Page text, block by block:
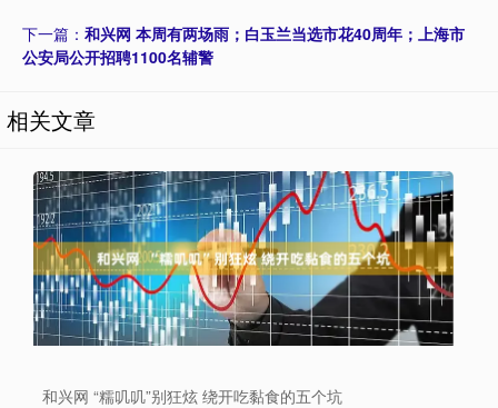
下一篇： 和兴网 本周有两场雨；白玉兰当选市花40周年；上海市
公安局公开招聘1100名辅警
相关文章
和兴网 “糯叽叽”别狂炫 绕开吃黏食的五个坑